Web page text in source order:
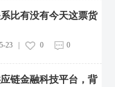
比有没有今天这票货
23| 0 0
链金融科技平台，背